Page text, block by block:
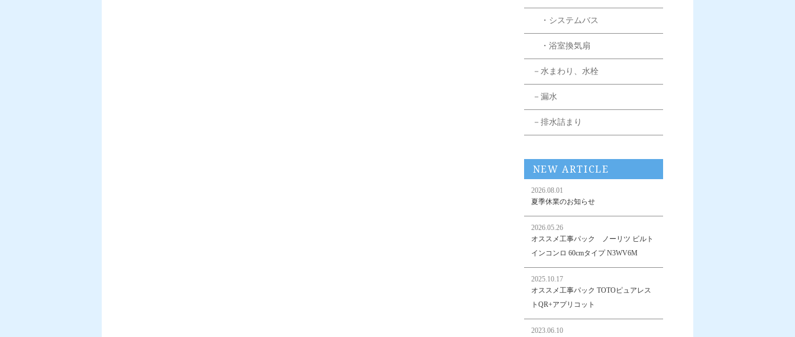
・システムバス
・浴室換気扇
－水まわり、水栓
－漏水
－排水詰まり
NEW ARTICLE
2026.08.01
夏季休業のお知らせ
2026.05.26
オススメ工事パック ノーリツ ビルト
インコンロ 60cmタイプ N3WV6M
2025.10.17
オススメ工事パック TOTOピュアレス
トQR+アプリコット
2023.06.10